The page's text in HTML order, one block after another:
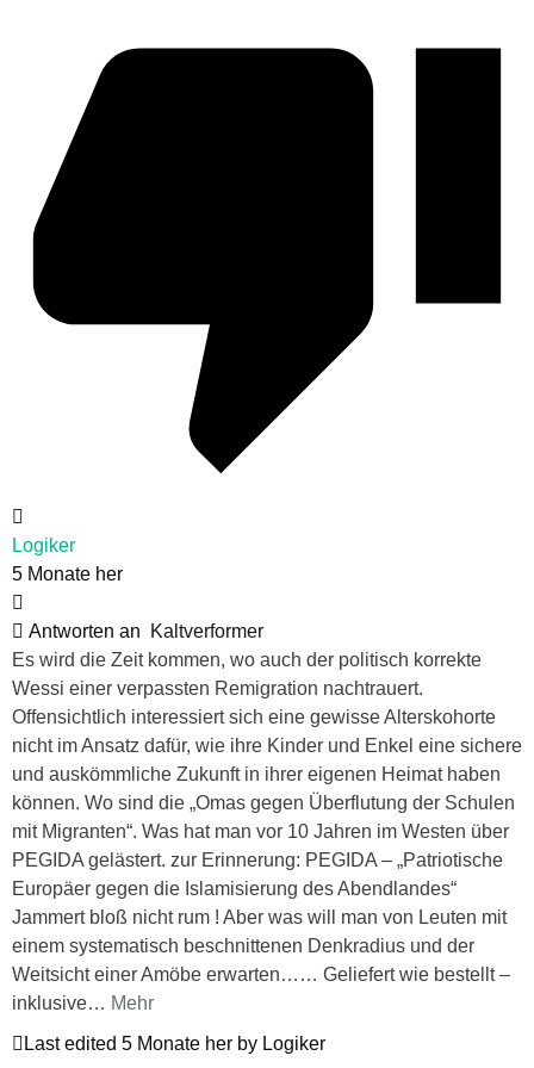
Logiker
5 Monate her
Antworten an
Kaltverformer
Es wird die Zeit kommen, wo auch der politisch korrekte
Wessi einer verpassten Remigration nachtrauert.
Offensichtlich interessiert sich eine gewisse Alterskohorte
nicht im Ansatz dafür, wie ihre Kinder und Enkel eine sichere
und auskömmliche Zukunft in ihrer eigenen Heimat haben
können. Wo sind die „Omas gegen Überflutung der Schulen
mit Migranten“. Was hat man vor 10 Jahren im Westen über
PEGIDA gelästert. zur Erinnerung: PEGIDA – „Patriotische
Europäer gegen die Islamisierung des Abendlandes“
Jammert bloß nicht rum ! Aber was will man von Leuten mit
einem systematisch beschnittenen Denkradius und der
Weitsicht einer Amöbe erwarten…… Geliefert wie bestellt –
inklusive… Mehr
Last edited 5 Monate her by Logiker